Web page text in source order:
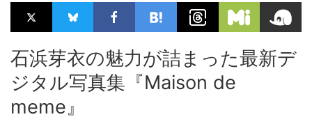
石浜芽衣の魅力が詰まった最新デ
ジタル写真集『Maison de
meme』